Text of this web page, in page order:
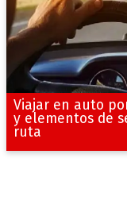
Viajar en auto
y elementos de
ruta